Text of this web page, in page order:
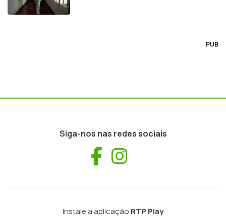
PUB
Siga-nos nas redes sociais
Facebook
Instale a aplicação RTP Play